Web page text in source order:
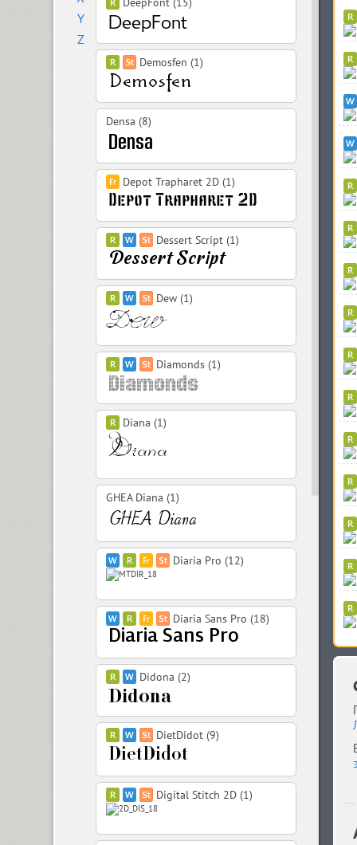
Y
Z
Demosfen (1)
Densa (8)
Depot Trapharet 2D (1)
Dessert Script (1)
Dew (1)
Diamonds (1)
Diana (1)
GHEA Diana (1)
Diaria Pro (12)
Diaria Sans Pro (18)
Didona (2)
DietDidot (9)
Digital Stitch 2D (1)